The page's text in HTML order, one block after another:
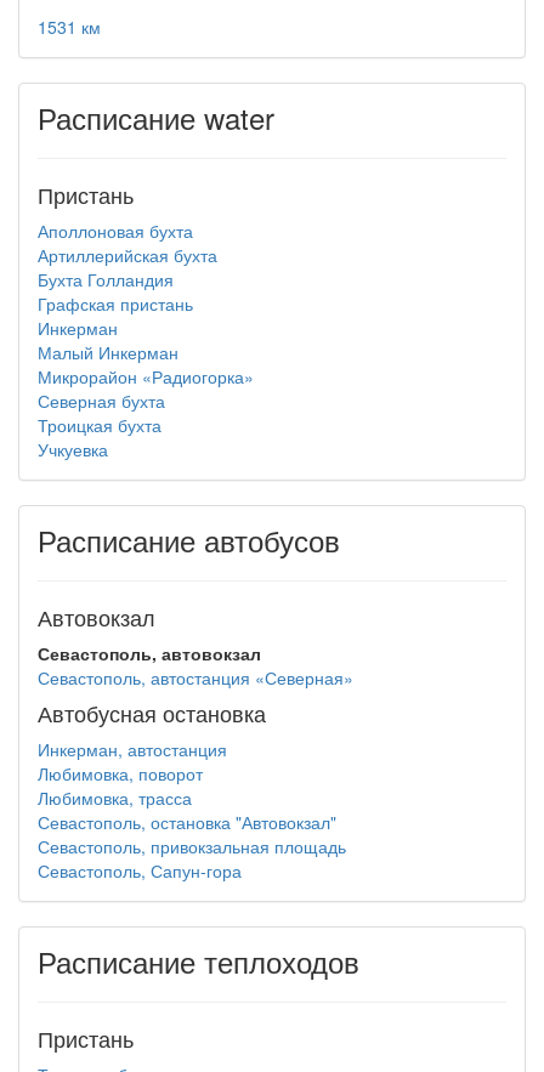
1531 км
Расписание water
Пристань
Аполлоновая бухта
Артиллерийская бухта
Бухта Голландия
Графская пристань
Инкерман
Малый Инкерман
Микрорайон «Радиогорка»
Северная бухта
Троицкая бухта
Учкуевка
Расписание автобусов
Автовокзал
Севастополь, автовокзал
Севастополь, автостанция «Северная»
Автобусная остановка
Инкерман, автостанция
Любимовка, поворот
Любимовка, трасса
Севастополь, остановка "Автовокзал"
Севастополь, привокзальная площадь
Севастополь, Сапун-гора
Расписание теплоходов
Пристань